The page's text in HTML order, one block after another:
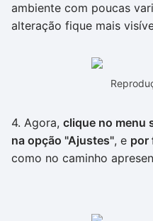
ambiente com poucas
alteração fique mais
4. Agora, clique no menu
na opção "Ajustes", e por
como no caminho